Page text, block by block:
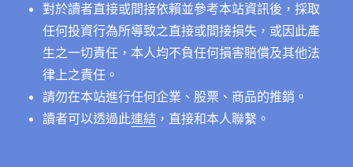
對於讀者直接或間接依賴並參考本站資訊後，採取
任何投資行為所導致之直接或間接損失，或因此產
生之一切責任，本人均不負任何損害賠償及其他法
律上之責任。
請勿在本站進行任何企業、股票、商品的推銷。
讀者可以透過此連結 ，直接和本人聯繫。